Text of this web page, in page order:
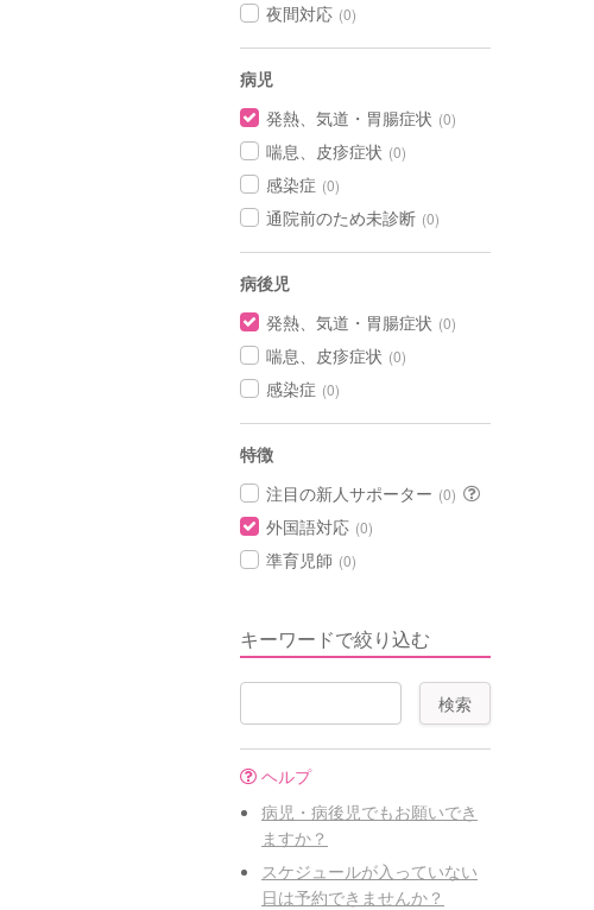
夜間対応 (0)
病児
発熱、気道・胃腸症状 (0)
喘息、皮疹症状 (0)
感染症 (0)
通院前のため未診断 (0)
病後児
発熱、気道・胃腸症状 (0)
喘息、皮疹症状 (0)
感染症 (0)
特徴
注目の新人サポーター (0)
外国語対応 (0)
準育児師 (0)
キーワードで絞り込む
ヘルプ
病児・病後児でもお願いでき
ますか？
スケジュールが入っていない
日は予約できませんか？